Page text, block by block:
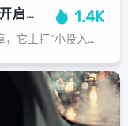
零花汇推客，小投入撬动大收益，开启智慧增收新篇章，零花汇推客，小投入撬动大收益，开启智慧增收新篇章 1.4K
，“零花汇推客”为您开启智慧增收的新篇章，它主打“小投入撬动大收益”的轻创业模式，让您无需重金投入，即可利用碎片化时间参与推广，通过分享优质商品与服务，您能将零散人脉转化为持续收益，有效盘活社交资源，实现个人财富的稳步积累，...